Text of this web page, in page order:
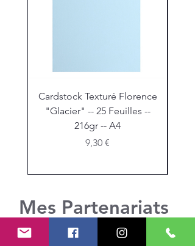
Cardstock Texturé Florence
"Glacier" -- 25 Feuilles --
216gr -- A4
Prix
9,30 €
Mes Partenariats